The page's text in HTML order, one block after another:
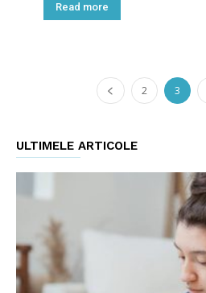
Read more
2 3
ULTIMELE ARTICOLE